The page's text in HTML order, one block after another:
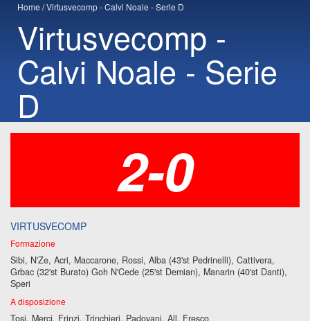
Home Virtusvecomp - Calvi Noale - Serie D
Virtusvecomp -
Calvi Noale - Serie
D
2-0
VIRTUSVECOMP
Formazione
Sibi, N'Ze, Acri, Maccarone, Rossi, Alba (43'st Pedrinelli), Cattivera,
Grbac (32'st Burato) Goh N'Cede (25'st Demian), Manarin (40'st Danti),
Speri
A disposizione